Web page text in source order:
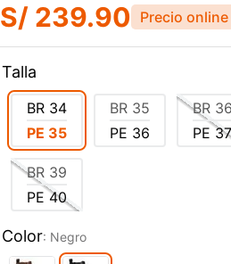
S/ 239.90
Talla
BR 34
PE 35
BR 35
PE 36
BR 36
PE
BR 39
PE 40
Color: Negro